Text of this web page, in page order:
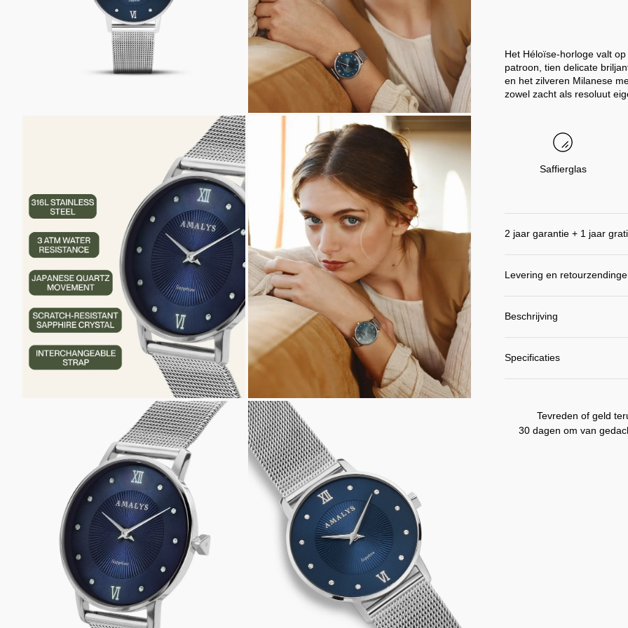
INZOOMEN
AFBEELDING
INZOOMEN
OP
DE
AFBEELDING
Het Héloïse-horloge valt
patroon, tien delicate
en het zilveren Milanese
zowel zacht als resoluut
Saffierglas
2 jaar garantie + 1 jaar
Levering en
Beschrijving
Specificaties
Tevreden of geld
30 dagen om van